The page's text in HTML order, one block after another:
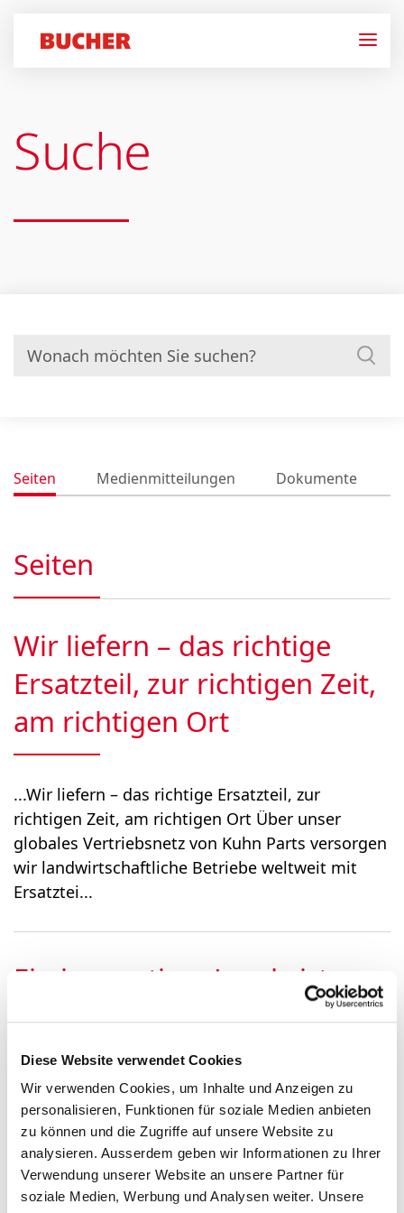
Diese Website verwendet Cookies
Wir verwenden Cookies, um Inhalte und Anzeigen zu
personalisieren, Funktionen für soziale Medien anbieten
zu können und die Zugriffe auf unsere Website zu
analysieren. Ausserdem geben wir Informationen zu Ihrer
Verwendung unserer Website an unsere Partner für
soziale Medien, Werbung und Analysen weiter. Unsere
Suche
Suchen
Seiten Medienmitteilungen Dokumente
Seiten
Wir liefern – das richtige
Ersatzteil, zur richtigen Zeit,
am richtigen Ort
...Wir liefern – das richtige Ersatzteil, zur
richtigen Zeit, am richtigen Ort Über un­ser
globa­les Ver­triebs­netz von Kuhn Parts ver­sorg­en
wir land­wirtschaft­liche Betriebe welt­weit mit
Ersatz­tei...
Ein innovativer Landwirt
fand, was er suchte
...Ein innovativer Landwirt fand, was er suchte
Alles begann mit einem Tweet von Kuhn Group
in Grossbritannien. Seitdem ist der Landwirt
Martin Lines mit der Aurock-Sämaschine auf ein
Direktsaatsystem um...